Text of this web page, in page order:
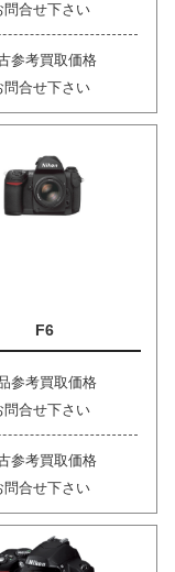
問合せ下さい
参考買取価格
問合せ下さい
F6
参考買取価格
問合せ下さい
参考買取価格
問合せ下さい